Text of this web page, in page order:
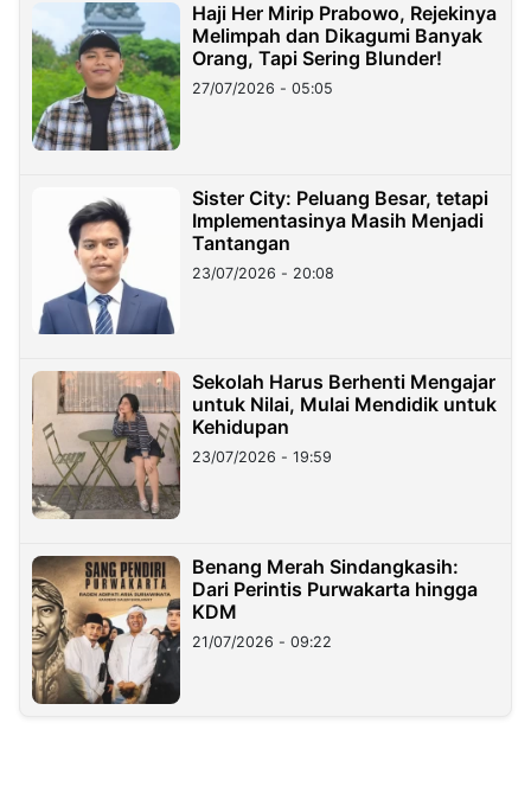
Haji Her Mirip Prabowo, Rejekinya
Melimpah dan Dikagumi Banyak
Orang, Tapi Sering Blunder!
27/07/2026 - 05:05
Sister City: Peluang Besar, tetapi
Implementasinya Masih Menjadi
Tantangan
23/07/2026 - 20:08
Sekolah Harus Berhenti Mengajar
untuk Nilai, Mulai Mendidik untuk
Kehidupan
23/07/2026 - 19:59
Benang Merah Sindangkasih:
Dari Perintis Purwakarta hingga
KDM
21/07/2026 - 09:22